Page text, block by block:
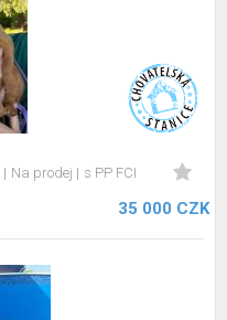
Na prodej s PP FCI
35 000 CZK